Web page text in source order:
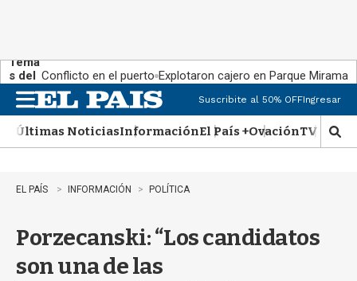
Tema
s del
día:
Conflicto en el puerto Explotaron cajero en Parque Miramar
n
u
Suscribite al 50% OFFIngresar
Últimas NoticiasInformaciónEl País +OvaciónTV Show
M
o
EL PAÍS INFORMACIÓN POLÍTICA
Porzecanski: “Los candidatos
son una de las